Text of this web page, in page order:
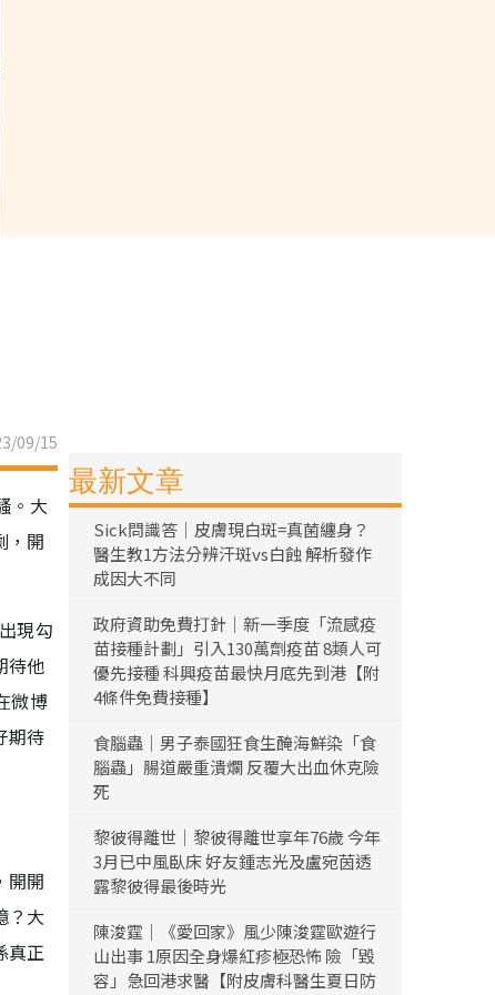
09/15
。大
，開
現勾
待他
微博
期待
開開
？大
真正
最新文章
Sick問識答｜皮膚現白斑=真菌纏身？
醫生教1方法分辨汗斑vs白蝕 解析發作
成因大不同
政府資助免費打針｜新一季度「流感疫
苗接種計劃」引入130萬劑疫苗 8類人可
優先接種 科興疫苗最快月底先到港【附
4條件免費接種】
食腦蟲｜男子泰國狂食生醃海鮮染「食
腦蟲」腸道嚴重潰爛 反覆大出血休克險
死
黎彼得離世｜黎彼得離世享年76歲 今年
3月已中風臥床 好友鍾志光及盧宛茵透
露黎彼得最後時光
陳浚霆｜《愛回家》風少陳浚霆歐遊行
山出事 1原因全身爆紅疹極恐怖 險「毀
容」急回港求醫【附皮膚科醫生夏日防